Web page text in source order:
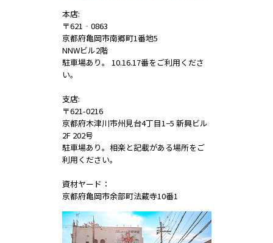
本店:
〒621‐0863
京都府亀岡市南郷町1番地5
NNWビル2階
駐車場あり。 10.16.17番をご利用くださ
い。
支店:
〒621-0216
京都府木津川市州見台4丁目1−5 新興ビル
2F 202号
駐車場あり。相楽と記載がある場所をご
利用ください。
資材ヤード：
京都府亀岡市余部町法蔵寺10番1